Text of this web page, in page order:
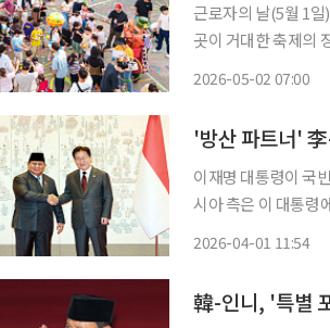
근로자의 날(5월 1
곳이 거대한 축제의
2026-05-02 07:00
'방산 파트너'
이재명 대통령이 국
시아 측은 이 대통령
2026-04-01 11:54
韓-인니, '특별